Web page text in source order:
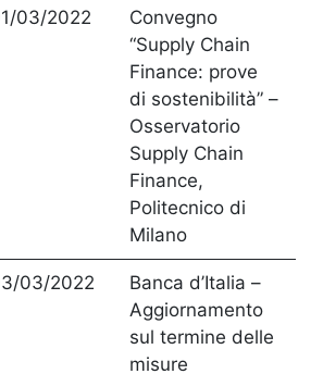
03/2022
Convegno
“Supply Chain
Finance: prove
di sostenibilità” –
Osservatorio
Supply Chain
Finance,
Politecnico di
Milano
03/2022
Banca d’Italia –
Aggiornamento
sul termine delle
misure